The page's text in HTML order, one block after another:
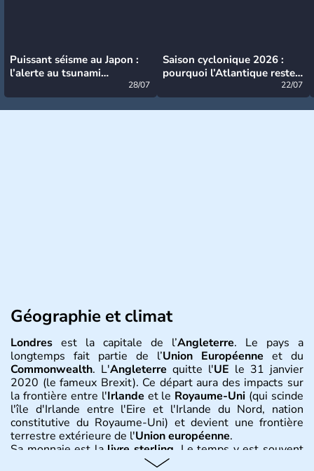
Puissant séisme au Japon :
l’alerte au tsunami
28/07
Saison cyclonique 2026 :
pourquoi l’Atlantique reste
22/07
Géographie et climat
Londres est la capitale de l’Angleterre. Le pays a
longtemps fait partie de l’Union Européenne et du
Commonwealth. L'Angleterre quitte l'UE le 31 janvier
2020 (le fameux Brexit). Ce départ aura des impacts sur
la frontière entre l'Irlande et le Royaume-Uni (qui scinde
l'île d'Irlande entre l'Eire et l'Irlande du Nord, nation
constitutive du Royaume-Uni) et devient une frontière
terrestre extérieure de l'Union européenne.
Sa monnaie est lalivre sterling . Le temps y est souvent
instable avec de nombreuses précipitations : il s’agit d’un